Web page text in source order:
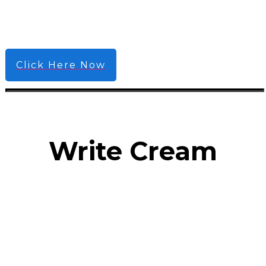
Click Here Now
Write Cream